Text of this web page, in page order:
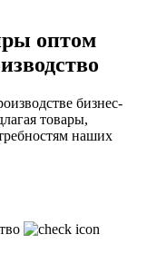
оптом
бизнес-
товары,
наших